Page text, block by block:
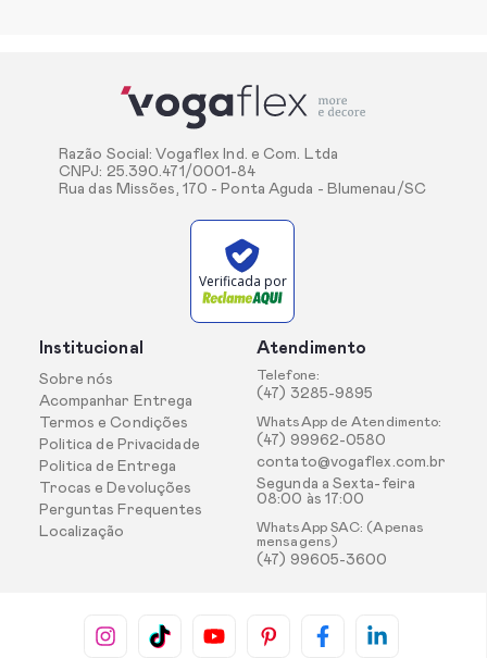
Razão Social: Vogaflex Ind. e Com. Ltda
CNPJ: 25.390.471/0001-84
Rua das Missões, 170 - Ponta Aguda - Blumenau/SC
Verificada por
Institucional
Sobre nós
Acompanhar Entrega
Termos e Condições
Politica de Privacidade
Politica de Entrega
Trocas e Devoluções
Perguntas Frequentes
Localização
Atendimento
Telefone:
(47) 3285-9895
WhatsApp de Atendimento:
(47) 99962-0580
contato@vogaflex.com.br
Segunda a Sexta-feira
08:00 às 17:00
WhatsApp SAC: (Apenas
mensagens)
(47) 99605-3600